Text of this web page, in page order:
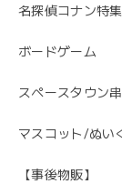
名探偵コナン特集
ボードゲーム
スペースタウン
マスコット/ぬい
【事後物販】